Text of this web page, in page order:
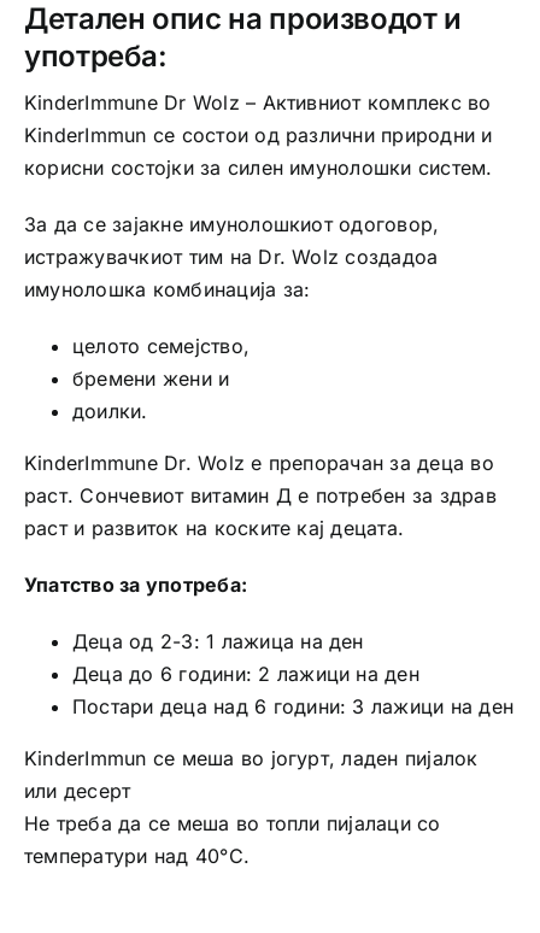
Детален опис на производот и
употреба:
KinderImmune Dr Wolz – Активниот комплекс во
KinderImmun се состои од различни природни и
корисни состојки за силен имунолошки систем.
За да се зајакне имунолошкиот одоговор,
истражувачкиот тим на Dr. Wolz создадоа
имунолошка комбинација за:
целото семејство,
бремени жени и
доилки.
KinderImmune Dr. Wolz е препорачан за деца во
раст. Сончевиот витамин Д е потребен за здрав
раст и развиток на коските кај децата.
Упатство за употреба:
Деца од 2-3: 1 лажица на ден
Деца до 6 години: 2 лажици на ден
Постари деца над 6 години: 3 лажици на ден
KinderImmun се меша во јогурт, ладен пијалок
или десерт
Не треба да се меша во топли пијалаци со
температури над 40°C.